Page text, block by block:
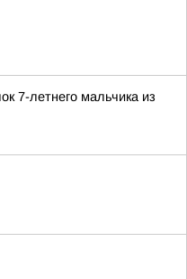
7-летнего мальчика из